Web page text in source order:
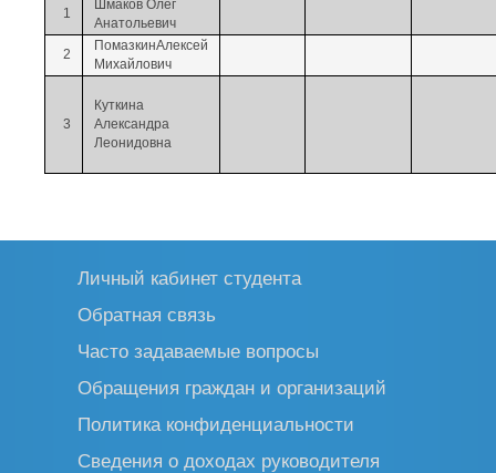
1
Шмаков Олег
Анатольевич
2
ПомазкинАлексей
Михайлович
3
Куткина
Александра
Леонидовна
Личный кабинет студента
Обратная связь
Часто задаваемые вопросы
Обращения граждан и организаций
Политика конфиденциальности
Сведения о доходах руководителя